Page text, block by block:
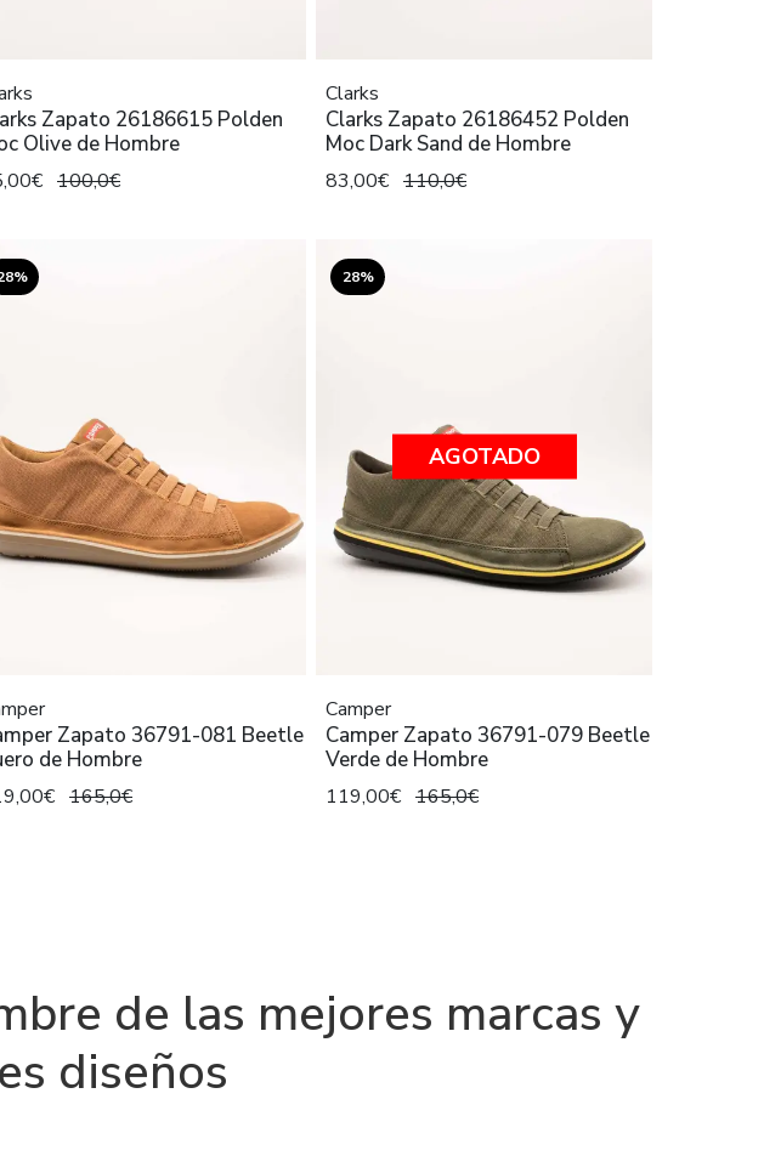
Zapato 26186615 Polden
Olive de Hombre
100,0€
Clarks
Clarks Zapato 26186452 Polden
Moc Dark Sand de Hombre
83,00€ 110,0€
Zapato 36791-081 Beetle
de Hombre
165,0€
28%
AGOTADO
Camper
Camper Zapato 36791-079 Beetle
Verde de Hombre
119,00€ 165,0€
de las mejores marcas y
diseños